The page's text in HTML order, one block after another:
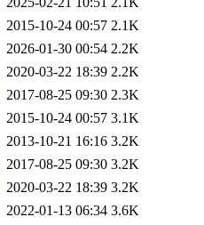
2015-10-24 00:57 2.1K
2026-01-30 00:54 2.2K
2020-03-22 18:39 2.2K
2017-08-25 09:30 2.3K
2015-10-24 00:57 3.1K
2013-10-21 16:16 3.2K
2017-08-25 09:30 3.2K
2020-03-22 18:39 3.2K
2022-01-13 06:34 3.6K